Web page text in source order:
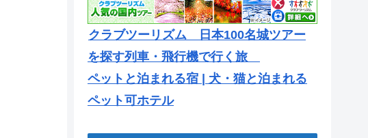
クラブツーリズム 日本100名城ツアー
を探す列車・飛行機で行く旅
ペットと泊まれる宿 | 犬・猫と泊まれる
ペット可ホテル